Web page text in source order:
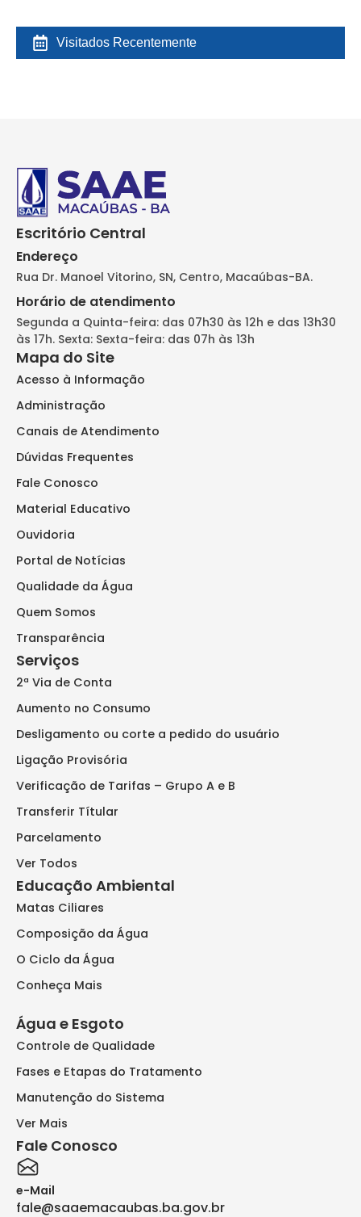
Visitados Recentemente
Escritório Central
Endereço
Rua Dr. Manoel Vitorino, SN, Centro, Macaúbas-BA.
Horário de atendimento
Segunda a Quinta-feira: das 07h30 às 12h e das 13h30
às 17h. Sexta: Sexta-feira: das 07h às 13h
Mapa do Site
Acesso à Informação
Administração
Canais de Atendimento
Dúvidas Frequentes
Fale Conosco
Material Educativo
Ouvidoria
Portal de Notícias
Qualidade da Água
Quem Somos
Transparência
Serviços
2ª Via de Conta
Aumento no Consumo
Desligamento ou corte a pedido do usuário
Ligação Provisória
Verificação de Tarifas – Grupo A e B
Transferir Títular
Parcelamento
Ver Todos
Educação Ambiental
Matas Ciliares
Composição da Água
O Ciclo da Água
Conheça Mais
Água e Esgoto
Controle de Qualidade
Fases e Etapas do Tratamento
Manutenção do Sistema
Ver Mais
Fale Conosco
e-Mail
fale@saaemacaubas.ba.gov.br